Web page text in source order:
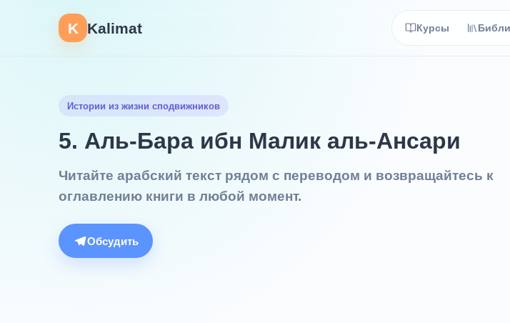
K Kalimat Курсы
Истории из жизни сподвижников
5. Аль-Бара ибн Малик аль-Ансари
Читайте арабский текст рядом с переводом и возвращайтесь к
оглавлению книги в любой момент.
Обсудить